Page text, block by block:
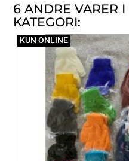
6 ANDRE VARER
KATEGORI:
KUN ONLINE